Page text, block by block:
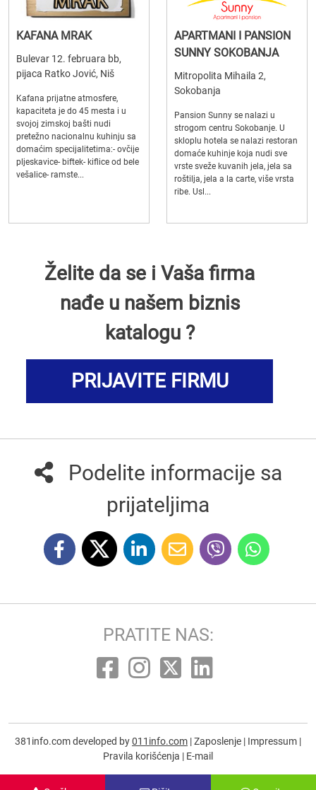
KAFANA MRAK
Bulevar 12. februara bb,
pijaca Ratko Jović, Niš
Kafana prijatne atmosfere,
kapaciteta je do 45 mesta i u
svojoj zimskoj bašti nudi
pretežno nacionalnu kuhinju sa
domaćim specijalitetima:- ovčije
pljeskavice- biftek- kiflice od bele
vešalice- ramste...
APARTMANI I PANSION
SUNNY SOKOBANJA
Mitropolita Mihaila 2,
Sokobanja
Pansion Sunny se nalazi u
strogom centru Sokobanje. U
skloplu hotela se nalazi restoran
domaće kuhinje koja nudi sve
vrste sveže kuvanih jela, jela sa
roštilja, jela a la carte, više vrsta
ribe. Usl...
Želite da se i Vaša firma
nađe u našem biznis
katalogu ?
PRIJAVITE FIRMU
Podelite informacije sa
prijateljima
PRATITE NAS:
381info.com developed by011info.com |Zaposlenje | Impressum |
Pravila korišćenja | E-mail